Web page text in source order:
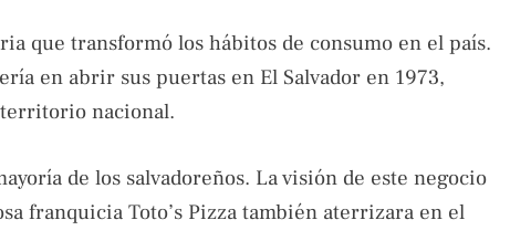
que transformó los hábitos de consumo en el país.
en abrir sus puertas en El Salvador en 1973,
nacional.
de los salvadoreños. La visión de este negocio
franquicia Toto’s Pizza también aterrizara en el